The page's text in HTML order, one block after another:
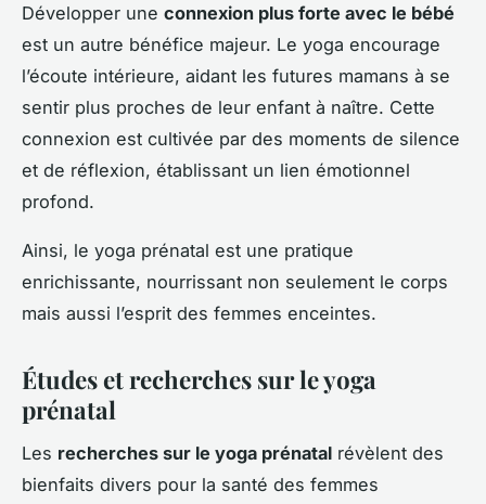
Développer une connexion plus forte avec le bébé
est un autre bénéfice majeur. Le yoga encourage
l’écoute intérieure, aidant les futures mamans à se
sentir plus proches de leur enfant à naître. Cette
connexion est cultivée par des moments de silence
et de réflexion, établissant un lien émotionnel
profond.
Ainsi, le yoga prénatal est une pratique
enrichissante, nourrissant non seulement le corps
mais aussi l’esprit des femmes enceintes.
Études et recherches sur le yoga
prénatal
Les recherches sur le yoga prénatal révèlent des
bienfaits divers pour la santé des femmes